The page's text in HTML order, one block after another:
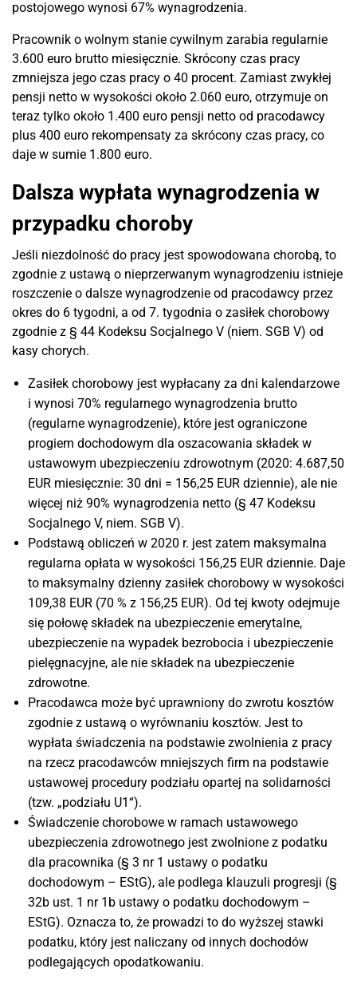
postojowego wynosi 67% wynagrodzenia.
Pracownik o wolnym stanie cywilnym zarabia regularnie
3.600 euro brutto miesięcznie. Skrócony czas pracy
zmniejsza jego czas pracy o 40 procent. Zamiast zwykłej
pensji netto w wysokości około 2.060 euro, otrzymuje on
teraz tylko około 1.400 euro pensji netto od pracodawcy
plus 400 euro rekompensaty za skrócony czas pracy, co
daje w sumie 1.800 euro.
Dalsza wypłata wynagrodzenia w
przypadku choroby
Jeśli niezdolność do pracy jest spowodowana chorobą, to
zgodnie z ustawą o nieprzerwanym wynagrodzeniu istnieje
roszczenie o dalsze wynagrodzenie od pracodawcy przez
okres do 6 tygodni, a od 7. tygodnia o zasiłek chorobowy
zgodnie z § 44 Kodeksu Socjalnego V (niem. SGB V) od
kasy chorych.
Zasiłek chorobowy jest wypłacany za dni kalendarzowe
i wynosi 70% regularnego wynagrodzenia brutto
(regularne wynagrodzenie), które jest ograniczone
progiem dochodowym dla oszacowania składek w
ustawowym ubezpieczeniu zdrowotnym (2020: 4.687,50
EUR miesięcznie: 30 dni = 156,25 EUR dziennie), ale nie
więcej niż 90% wynagrodzenia netto (§ 47 Kodeksu
Socjalnego V, niem. SGB V).
Podstawą obliczeń w 2020 r. jest zatem maksymalna
regularna opłata w wysokości 156,25 EUR dziennie. Daje
to maksymalny dzienny zasiłek chorobowy w wysokości
109,38 EUR (70 % z 156,25 EUR). Od tej kwoty odejmuje
się połowę składek na ubezpieczenie emerytalne,
ubezpieczenie na wypadek bezrobocia i ubezpieczenie
pielęgnacyjne, ale nie składek na ubezpieczenie
zdrowotne.
Pracodawca może być uprawniony do zwrotu kosztów
zgodnie z ustawą o wyrównaniu kosztów. Jest to
wypłata świadczenia na podstawie zwolnienia z pracy
na rzecz pracodawców mniejszych firm na podstawie
ustawowej procedury podziału opartej na solidarności
(tzw. „podziału U1“).
Świadczenie chorobowe w ramach ustawowego
ubezpieczenia zdrowotnego jest zwolnione z podatku
dla pracownika (§ 3 nr 1 ustawy o podatku
dochodowym – EStG), ale podlega klauzuli progresji (§
32b ust. 1 nr 1b ustawy o podatku dochodowym –
EStG). Oznacza to, że prowadzi to do wyższej stawki
podatku, który jest naliczany od innych dochodów
podlegających opodatkowaniu.